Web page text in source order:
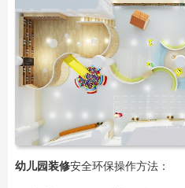
​幼儿园装修安全环保操作方法：